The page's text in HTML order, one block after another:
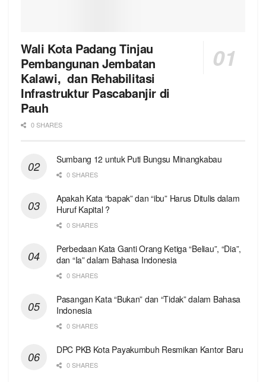
Wali Kota Padang Tinjau
Pembangunan Jembatan
Kalawi, dan Rehabilitasi
Infrastruktur Pascabanjir di
Pauh
0 SHARES
Sumbang 12 untuk Puti Bungsu Minangkabau
0 SHARES
Apakah Kata “bapak” dan “ibu” Harus Ditulis dalam
Huruf Kapital ?
0 SHARES
Perbedaan Kata Ganti Orang Ketiga “Beliau”, “Dia”,
dan “Ia” dalam Bahasa Indonesia
0 SHARES
Pasangan Kata “Bukan” dan “Tidak” dalam Bahasa
Indonesia
0 SHARES
DPC PKB Kota Payakumbuh Resmikan Kantor Baru
0 SHARES